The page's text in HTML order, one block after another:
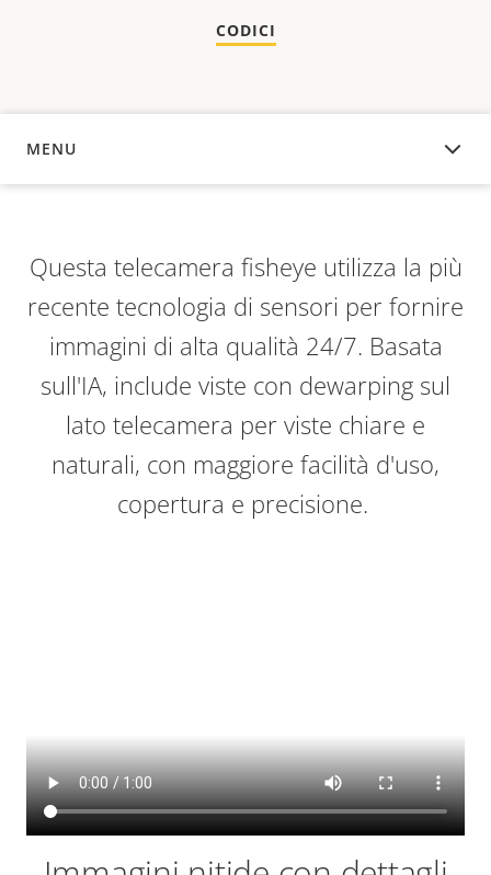
CODICI
MENU
PANORAMICA
Questa telecamera fisheye utilizza la più
recente tecnologia di sensori per fornire
immagini di alta qualità 24/7. Basata
sull'IA, include viste con dewarping sul
lato telecamera per viste chiare e
naturali, con maggiore facilità d'uso,
copertura e precisione.